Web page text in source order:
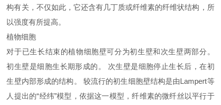
构有关，不仅如此，它还含有几丁质或纤维素的纤维状结构，所
以强度有所提高。
植物细胞
对于已生长结束的植物细胞壁可分为初生壁和次生壁两部分。
初生壁是细胞生长期形成的。 次生壁是细胞停止生长后，在初
生壁内部形成的结构。 较流行的初生细胞壁结构是由Lampert等
人提出的“经纬”模型，依据这一模型，纤维素的微纤丝以平行于